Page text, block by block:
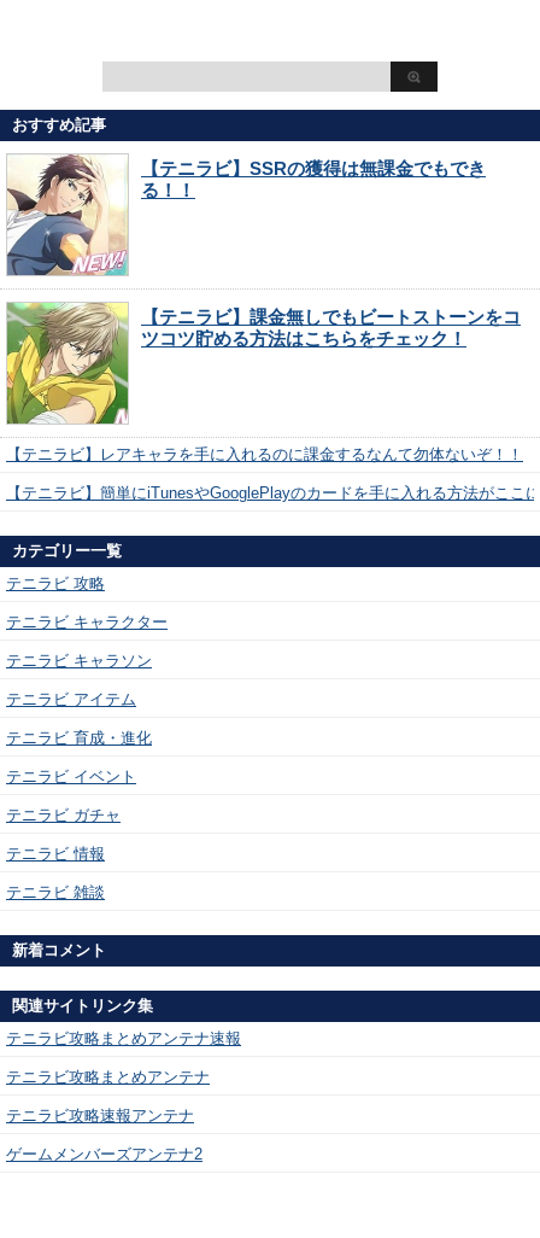
おすすめ記事
【テニラビ】SSRの獲得は無課金でもでき
る！！
【テニラビ】課金無しでもビートストーンをコ
ツコツ貯める方法はこちらをチェック！
【テニラビ】レアキャラを手に入れるのに課金するなんて勿体ないぞ！！
【テニラビ】簡単にiTunesやGooglePlayのカードを手に入れる方法がここ
カテゴリー一覧
テニラビ 攻略
テニラビ キャラクター
テニラビ キャラソン
テニラビ アイテム
テニラビ 育成・進化
テニラビ イベント
テニラビ ガチャ
テニラビ 情報
テニラビ 雑談
新着コメント
関連サイトリンク集
テニラビ攻略まとめアンテナ速報
テニラビ攻略まとめアンテナ
テニラビ攻略速報アンテナ
ゲームメンバーズアンテナ2